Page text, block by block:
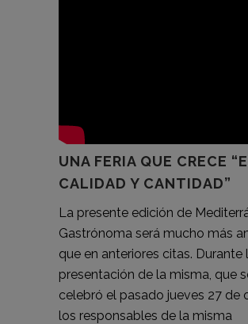
UNA FERIA QUE CRECE
CALIDAD Y CANTIDAD”
La presente edición de
Gastrónoma será mucho más
que en anteriores citas. Durante
presentación de la misma, que
celebró el pasado jueves 27 de
los responsables de la misma